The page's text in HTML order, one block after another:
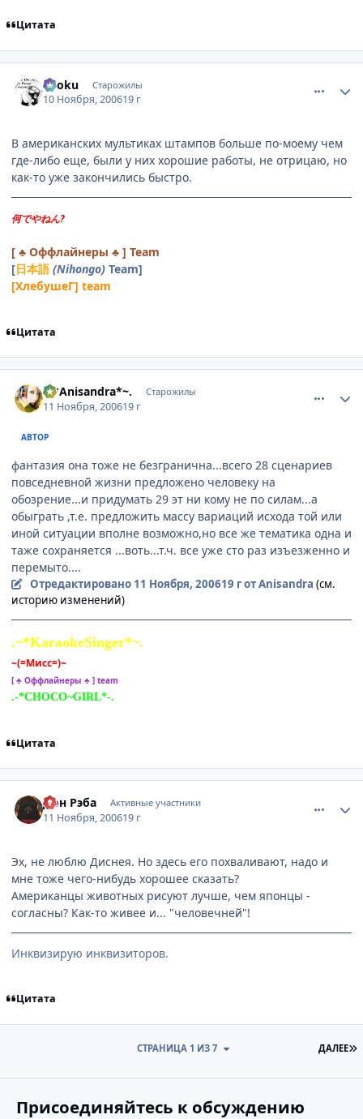
Цитата
Ryoku Старожилы
10 Ноября, 200619 г
В американских мультиках штампов больше по-моему чем
где-либо еще, были у них хорошие работы, не отрицаю, но
как-то уже закончились быстро.
何でやねん?
[ ♣ Оффлайнеры ♣ ] Team
[日本語 (Nihongo) Team]
[ХлебушеГ] team
Цитата
.~*Anisandra*~. Старожилы
11 Ноября, 200619 г
АВТОР
фантазия она тоже не безгранична...всего 28 сценариев
повседневной жизни предложено человеку на
обозрение...и придумать 29 эт ни кому не по силам...а
обыграть ,т.е. предложить массу вариаций исхода той или
иной ситуации вполне возможно,но все же тематика одна и
таже сохраняется ...воть...т.ч. все уже сто раз изъезженно и
перемыто....
Отредактировано 11 Ноября, 200619 гот Anisandra (см.
историю изменений)
.~*KaraokeSinger*~.
~(=Мисс=)~
[ ♣ Оффлайнеры ♣ ] team
.-*CHOCO~GIRL*-.
Цитата
Дон Рэба Активные участники
11 Ноября, 200619 г
Эх, не люблю Диснея. Но здесь его похваливают, надо и
мне тоже чего-нибудь хорошее сказать?
Американцы животных рисуют лучше, чем японцы -
согласны? Как-то живее и... "человечней"!
Инквизирую инквизиторов.
Цитата
ДАЛЕЕ
СТРАНИЦА 1 ИЗ 7
Присоединяйтесь к обсуждению